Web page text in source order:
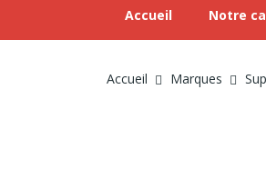
Accueil Notre
Accueil Marques